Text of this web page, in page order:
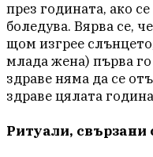
през годината, ако
боледува. Вярва се,
щом изгрее
млада жена) първа
здраве няма да се
здраве цялата
Ритуали, свързани